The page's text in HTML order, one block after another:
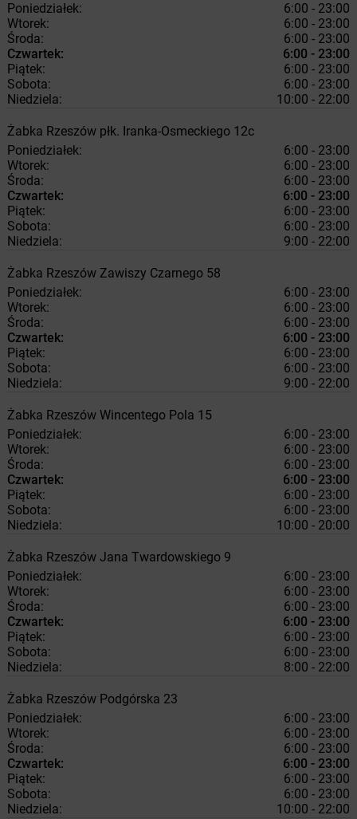
Poniedziałek:
6:00 - 23:00
Wtorek:
6:00 - 23:00
Środa:
6:00 - 23:00
Czwartek:
6:00 - 23:00
Piątek:
6:00 - 23:00
Sobota:
6:00 - 23:00
Niedziela:
10:00 - 22:00
Żabka Rzeszów płk. Iranka-Osmeckiego 12c
Poniedziałek:
6:00 - 23:00
Wtorek:
6:00 - 23:00
Środa:
6:00 - 23:00
Czwartek:
6:00 - 23:00
Piątek:
6:00 - 23:00
Sobota:
6:00 - 23:00
Niedziela:
9:00 - 22:00
Żabka Rzeszów Zawiszy Czarnego 58
Poniedziałek:
6:00 - 23:00
Wtorek:
6:00 - 23:00
Środa:
6:00 - 23:00
Czwartek:
6:00 - 23:00
Piątek:
6:00 - 23:00
Sobota:
6:00 - 23:00
Niedziela:
9:00 - 22:00
Żabka Rzeszów Wincentego Pola 15
Poniedziałek:
6:00 - 23:00
Wtorek:
6:00 - 23:00
Środa:
6:00 - 23:00
Czwartek:
6:00 - 23:00
Piątek:
6:00 - 23:00
Sobota:
6:00 - 23:00
Niedziela:
10:00 - 20:00
Żabka Rzeszów Jana Twardowskiego 9
Poniedziałek:
6:00 - 23:00
Wtorek:
6:00 - 23:00
Środa:
6:00 - 23:00
Czwartek:
6:00 - 23:00
Piątek:
6:00 - 23:00
Sobota:
6:00 - 23:00
Niedziela:
8:00 - 22:00
Żabka Rzeszów Podgórska 23
Poniedziałek:
6:00 - 23:00
Wtorek:
6:00 - 23:00
Środa:
6:00 - 23:00
Czwartek:
6:00 - 23:00
Piątek:
6:00 - 23:00
Sobota:
6:00 - 23:00
Niedziela:
10:00 - 22:00